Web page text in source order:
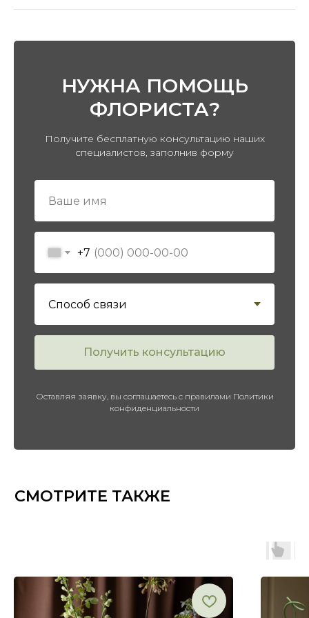
НУЖНА ПОМОЩЬ
ФЛОРИСТА?
Получите бесплатную консультацию наших
специалистов, заполнив форму
+7
Получить консультацию
Оставляя заявку, вы соглашаетесь с правилами Политики
конфиденциальности
ПЕРЕЙТИ В КАТАЛОГ